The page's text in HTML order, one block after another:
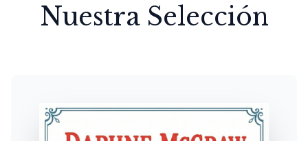
Nuestra Selección